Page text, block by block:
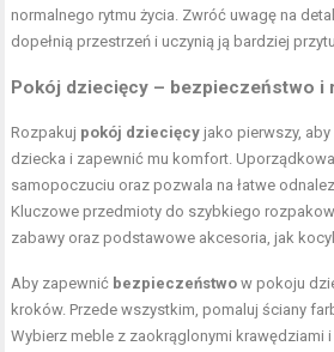
normalnego rytmu życia. Zwróć uwagę na
dopełnią przestrzeń i uczynią ją bardziej
Pokój dziecięcy – bezpieczeństwo i
Rozpakuj pokój dziecięcy jako pierwszy,
dziecka i zapewnić mu komfort.
samopoczuciu oraz pozwala na łatwe
Kluczowe przedmioty do szybkiego
zabawy oraz podstawowe akcesoria, jak
Aby zapewnić bezpieczeństwo w pokoju
kroków. Przede wszystkim, pomaluj ściany
Wybierz meble z zaokrąglonymi krawędziami